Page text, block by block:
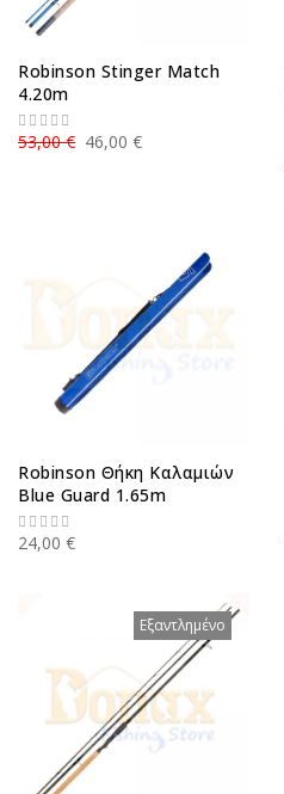
Robinson Stinger Match
4.20m
46,00 €
53,00 €
Robinson Θήκη Καλαμιών
Blue Guard 1.65m
24,00 €
Εξαντλημένο